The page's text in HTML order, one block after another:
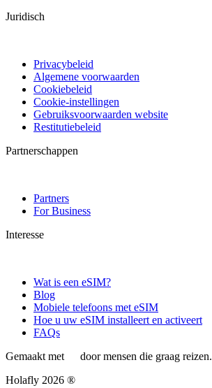
Juridisch
Privacybeleid
Algemene voorwaarden
Cookiebeleid
Cookie-instellingen
Gebruiksvoorwaarden website
Restitutiebeleid
Partnerschappen
Partners
For Business
Interesse
Wat is een eSIM?
Blog
Mobiele telefoons met eSIM
Hoe u uw eSIM installeert en activeert
FAQs
Gemaakt met
door mensen die graag reizen.
Holafly 2026 ®